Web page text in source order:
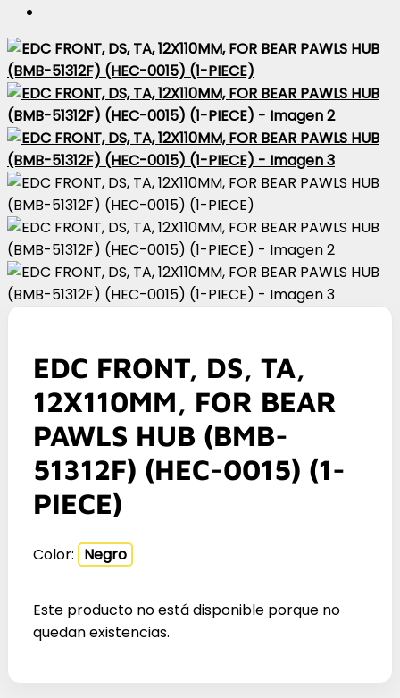
EDC FRONT, DS, TA,
12X110MM, FOR BEAR
PAWLS HUB (BMB-
51312F) (HEC-0015) (1-
PIECE)
Color: Negro
Este producto no está disponible porque no
quedan existencias.